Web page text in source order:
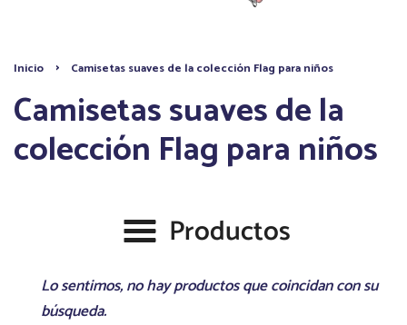
Inicio › Camisetas suaves de la colección Flag para niños
Camisetas suaves de la
colección Flag para niños
Productos
Lo sentimos, no hay productos que coincidan con su
búsqueda.